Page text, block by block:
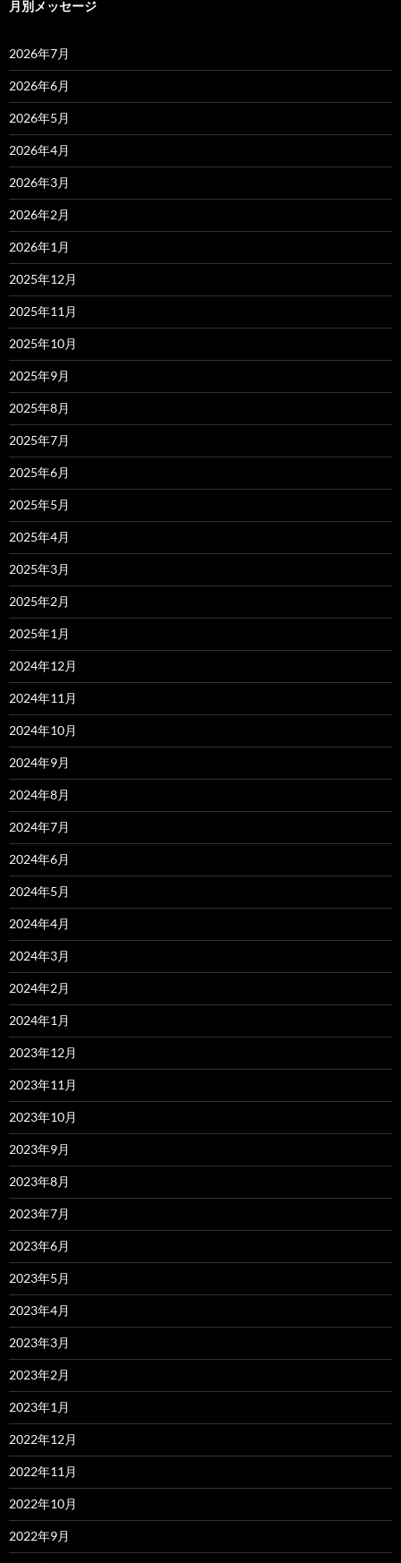
月別メッセージ
2026年7月
2026年6月
2026年5月
2026年4月
2026年3月
2026年2月
2026年1月
2025年12月
2025年11月
2025年10月
2025年9月
2025年8月
2025年7月
2025年6月
2025年5月
2025年4月
2025年3月
2025年2月
2025年1月
2024年12月
2024年11月
2024年10月
2024年9月
2024年8月
2024年7月
2024年6月
2024年5月
2024年4月
2024年3月
2024年2月
2024年1月
2023年12月
2023年11月
2023年10月
2023年9月
2023年8月
2023年7月
2023年6月
2023年5月
2023年4月
2023年3月
2023年2月
2023年1月
2022年12月
2022年11月
2022年10月
2022年9月